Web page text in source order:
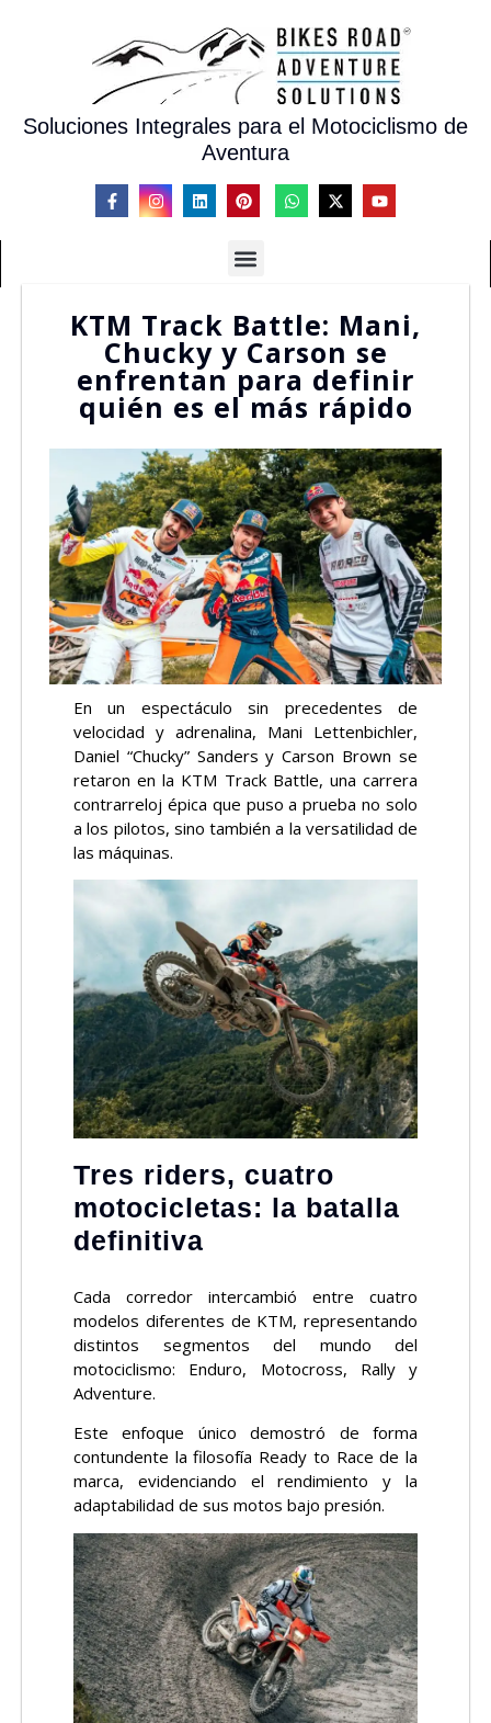
Soluciones Integrales para el Motociclismo de
Aventura
KTM Track Battle: Mani,
Chucky y Carson se
enfrentan para definir
quién es el más rápido
En un espectáculo sin precedentes de
velocidad y adrenalina, Mani Lettenbichler,
Daniel “Chucky” Sanders y Carson Brown se
retaron en la KTM Track Battle, una carrera
contrarreloj épica que puso a prueba no solo
a los pilotos, sino también a la versatilidad de
las máquinas.
Tres riders, cuatro
motocicletas: la batalla
definitiva
Cada corredor intercambió entre cuatro
modelos diferentes de KTM, representando
distintos segmentos del mundo del
motociclismo: Enduro, Motocross, Rally y
Adventure.
Este enfoque único demostró de forma
contundente la filosofía Ready to Race de la
marca, evidenciando el rendimiento y la
adaptabilidad de sus motos bajo presión.